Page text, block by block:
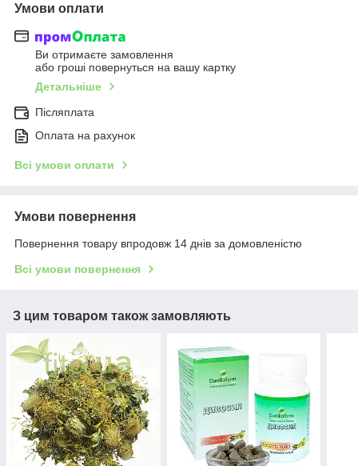
Умови оплати
Ви отримаєте замовлення
або гроші повернуться на вашу картку
Детальніше
Післяплата
Оплата на рахунок
Всі умови оплати
Умови повернення
Повернення товару впродовж 14 днів за домовленістю
Всі умови повернення
З цим товаром також замовляють